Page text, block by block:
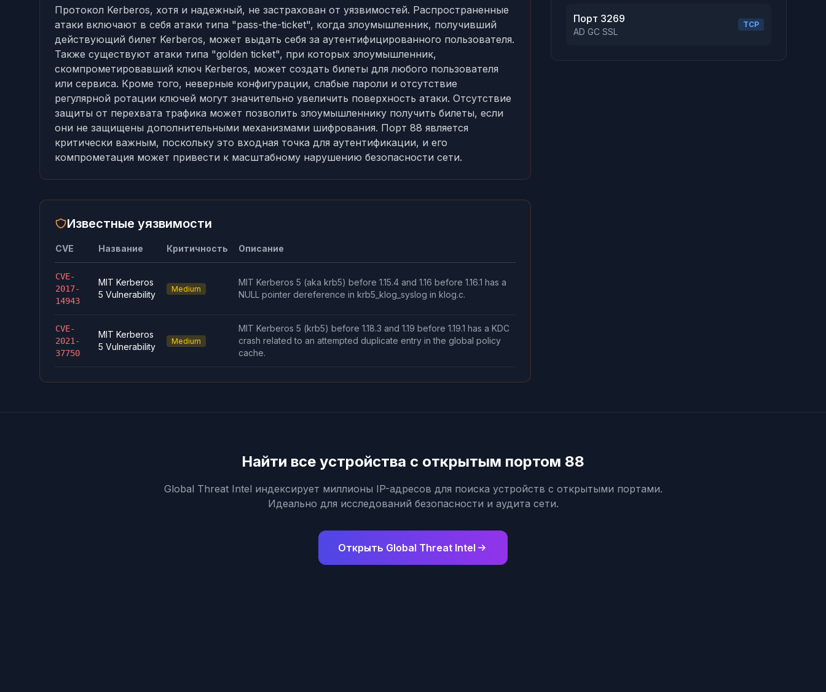
Протокол Kerberos, хотя и надежный, не застрахован от уязвимостей. Распространенные
атаки включают в себя атаки типа "pass-the-ticket", когда злоумышленник, получивший
действующий билет Kerberos, может выдать себя за аутентифицированного пользователя.
Также существуют атаки типа "golden ticket", при которых злоумышленник,
скомпрометировавший ключ Kerberos, может создать билеты для любого пользователя
или сервиса. Кроме того, неверные конфигурации, слабые пароли и отсутствие
регулярной ротации ключей могут значительно увеличить поверхность атаки. Отсутствие
защиты от перехвата трафика может позволить злоумышленнику получить билеты, если
они не защищены дополнительными механизмами шифрования. Порт 88 является
критически важным, поскольку это входная точка для аутентификации, и его
компрометация может привести к масштабному нарушению безопасности сети.
Известные уязвимости
CVE Название Критичность Описание
CVE-
2017-
14943
MIT Kerberos
5 Vulnerability
Medium
MIT Kerberos 5 (aka krb5) before 1.15.4 and 1.16 before 1.16.1 has a
NULL pointer dereference in krb5_klog_syslog in klog.c.
CVE-
2021-
37750
MIT Kerberos
5 Vulnerability
Medium
MIT Kerberos 5 (krb5) before 1.18.3 and 1.19 before 1.19.1 has a KDC
crash related to an attempted duplicate entry in the global policy
cache.
Порт 3269
AD GC SSL
TCP
Найти все устройства с открытым портом 88
Global Threat Intel индексирует миллионы IP-адресов для поиска устройств с открытыми портами.
Идеально для исследований безопасности и аудита сети.
Открыть Global Threat Intel